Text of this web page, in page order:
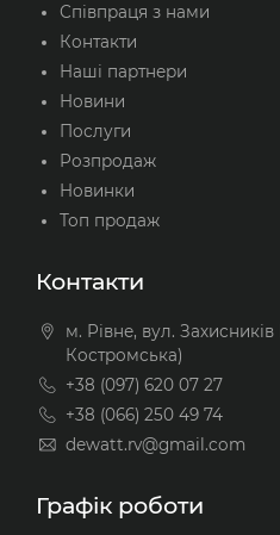
Співпраця з нами
Контакти
Наші партнери
Новини
Послуги
Розпродаж
Новинки
Топ продаж
Контакти
м. Рівне, вул.
Костромська)
+38 (097) 620 07 27
+38 (066) 250 49 74
dewatt.rv@gmail.com
Графік роботи